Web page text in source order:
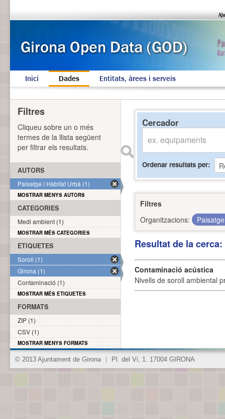
Inici Dades Entitats, àrees i serveis
Cercador
Ordenar resultats per
Filtres
Organitzacions:
Resultat de la
Contaminació acústica
Nivells de soroll ambiental
Filtres
Cliqueu sobre un o més
termes de la llista següent
per filtrar els resultats.
AUTORS
Paisatge i Hàbitat Urbà (1)
MOSTRAR MENYS AUTORS
CATEGORIES
Medi ambient (1)
MOSTRAR MÉS CATEGORIES
ETIQUETES
Soroll (1)
Girona (1)
Contaminació (1)
MOSTRAR MÉS ETIQUETES
FORMATS
ZIP (1)
CSV (1)
MOSTRAR MENYS FORMATS
© 2013 Ajuntament de Girona Pl. del Vi, 1. 17004 GIRONA